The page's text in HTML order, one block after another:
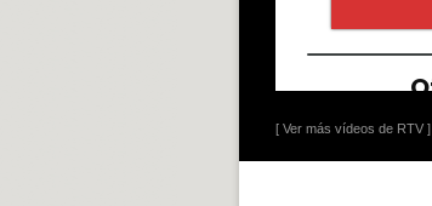
[ Ver más vídeos de RTV ]